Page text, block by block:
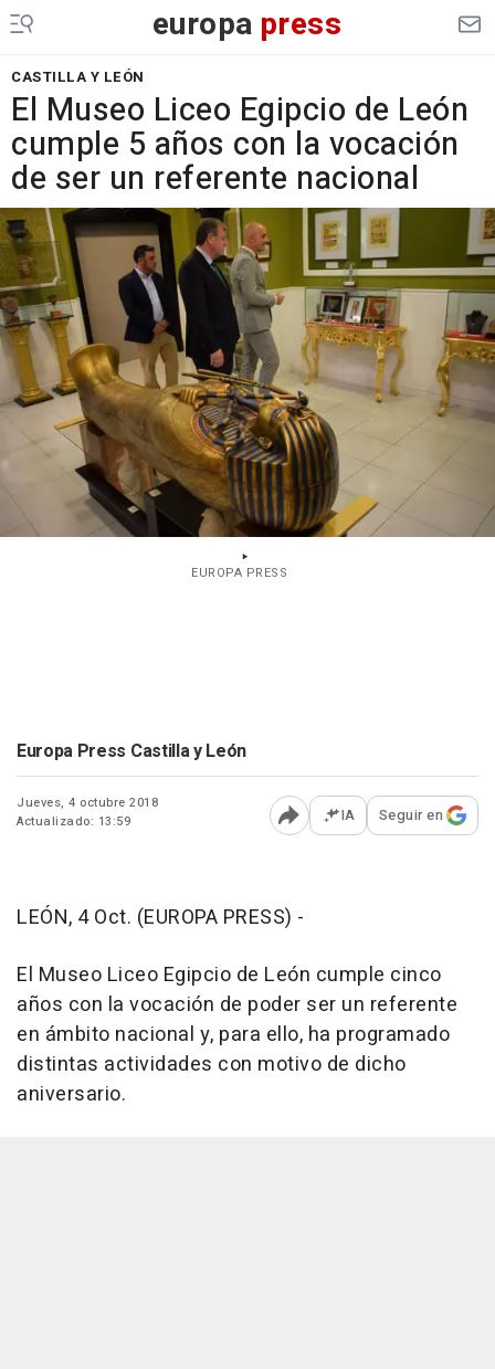
europa press
CASTILLA Y LEÓN
El Museo Liceo Egipcio de León
cumple 5 años con la vocación
de ser un referente nacional
EUROPA PRESS
Europa Press Castilla y León
Jueves, 4 octubre 2018
Actualizado: 13:59
Abrir opciones para
IA Seguir en
LEÓN, 4 Oct. (EUROPA PRESS) -
El Museo Liceo Egipcio de León cumple cinco
años con la vocación de poder ser un referente
en ámbito nacional y, para ello, ha programado
distintas actividades con motivo de dicho
aniversario.